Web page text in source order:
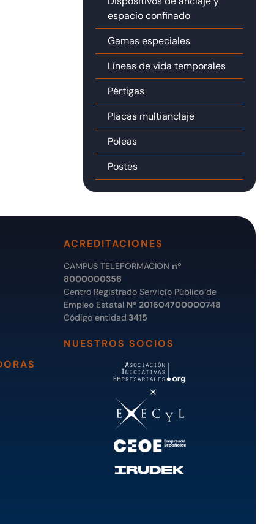
espacio confinado
Gamas especiales
Líneas de vida temporales
Pértigas
Placas multianclaje
Poleas
Postes
ACREDITACIONES
CAMPUS TELEFORMACION nº
8000000356
Centro Registrado Servicio Público de
Empleo Estatal Nº 201604700000748
Código entidad 3415
NUESTROS SOCIOS